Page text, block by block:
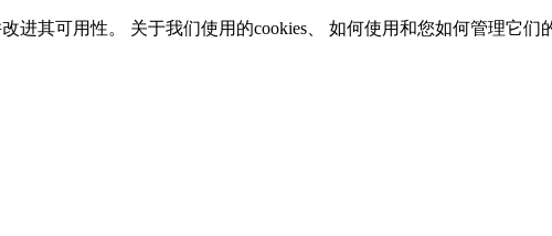
进其可用性。 关于我们使用的cookies、 如何使用和您如何管理它们